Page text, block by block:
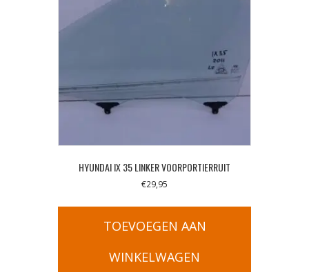
HYUNDAI IX 35 LINKER VOORPORTIERRUIT
€29,95
TOEVOEGEN AAN
WINKELWAGEN